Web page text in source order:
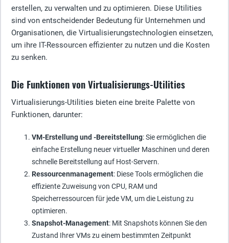
erstellen, zu verwalten und zu optimieren. Diese Utilities
sind von entscheidender Bedeutung für Unternehmen und
Organisationen, die Virtualisierungstechnologien einsetzen,
um ihre IT-Ressourcen effizienter zu nutzen und die Kosten
zu senken.
Die Funktionen von Virtualisierungs-Utilities
Virtualisierungs-Utilities bieten eine breite Palette von
Funktionen, darunter:
VM-Erstellung und -Bereitstellung: Sie ermöglichen die
einfache Erstellung neuer virtueller Maschinen und deren
schnelle Bereitstellung auf Host-Servern.
Ressourcenmanagement: Diese Tools ermöglichen die
effiziente Zuweisung von CPU, RAM und
Speicherressourcen für jede VM, um die Leistung zu
optimieren.
Snapshot-Management: Mit Snapshots können Sie den
Zustand Ihrer VMs zu einem bestimmten Zeitpunkt